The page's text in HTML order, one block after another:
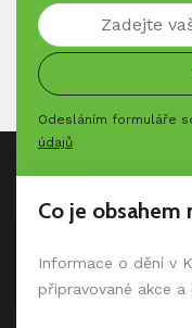
Odesláním formuláře
údajů
Co je obsahem
Informace o dění v
připravované akce a